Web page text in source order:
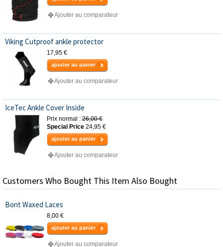
Ajouter au comparateur
Viking Cutproof ankle protector
17,95 €
ajouter au panier
Ajouter au comparateur
IceTec Ankle Cover Inside
Prix normal : 26,00 €
Special Price 24,95 €
ajouter au panier
Ajouter au comparateur
Customers Who Bought This Item Also Bought
Bont Waxed Laces
8,00 €
ajouter au panier
Ajouter au comparateur